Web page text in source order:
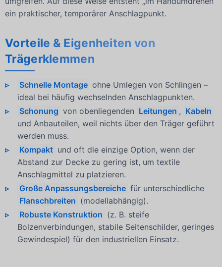
ein praktischer, temporärer Anschlagpunkt.
Vorteile & Eigenheiten von
Trägerklemmen
Schnelle Montage ohne Umlegen von Schlingen –
ideal bei häufig wechselnden Anschlagpunkten.
Schonung von obenliegenden Leitungen , Kabeln
und Anbauteilen, weil nichts über den Träger geführt
werden muss.
Kompakt und oft die einzige Option, wenn der
Abstand zur Decke zu gering ist, um textile
Anschlagmittel zu platzieren.
Große Anpassungsbereiche für unterschiedliche
Flanschbreiten (modellabhängig).
Robuste Konstruktion (z. B. steife
Bolzenverbindungen, stabile Seitenschilder, geringes
Gewindespiel) für den industriellen Einsatz.